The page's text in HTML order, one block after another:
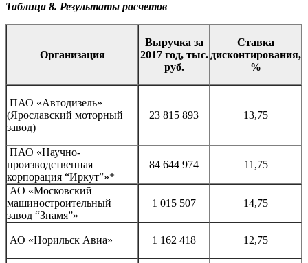
Таблица 8. Результаты расчетов
Организация
Выручка за
2017 год, тыс.
руб.
Ставка
дисконтирования,
%
ПАО «Автодизель»
(Ярославский моторный
завод)
23 815 893 13,75
ПАО «Научно-
производственная
корпорация “Иркут”»*
84 644 974 11,75
АО «Московский
машиностроительный
завод “Знамя”»
1 015 507 14,75
АО «Норильск Авиа» 1 162 418 12,75